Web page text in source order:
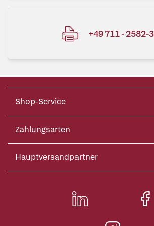
+49 711 - 2582-
Shop-Service
Zahlungsarten
Hauptversandpartner